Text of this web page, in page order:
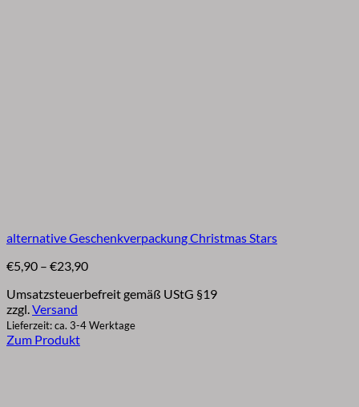
alternative Geschenkverpackung Christmas Stars
€5,90 – €23,90Preisspanne:
bis
Umsatzsteuerbefreit gemäß UStG §19
zzgl.Versand
Lieferzeit: ca. 3-4 Werktage
Zum Produkt